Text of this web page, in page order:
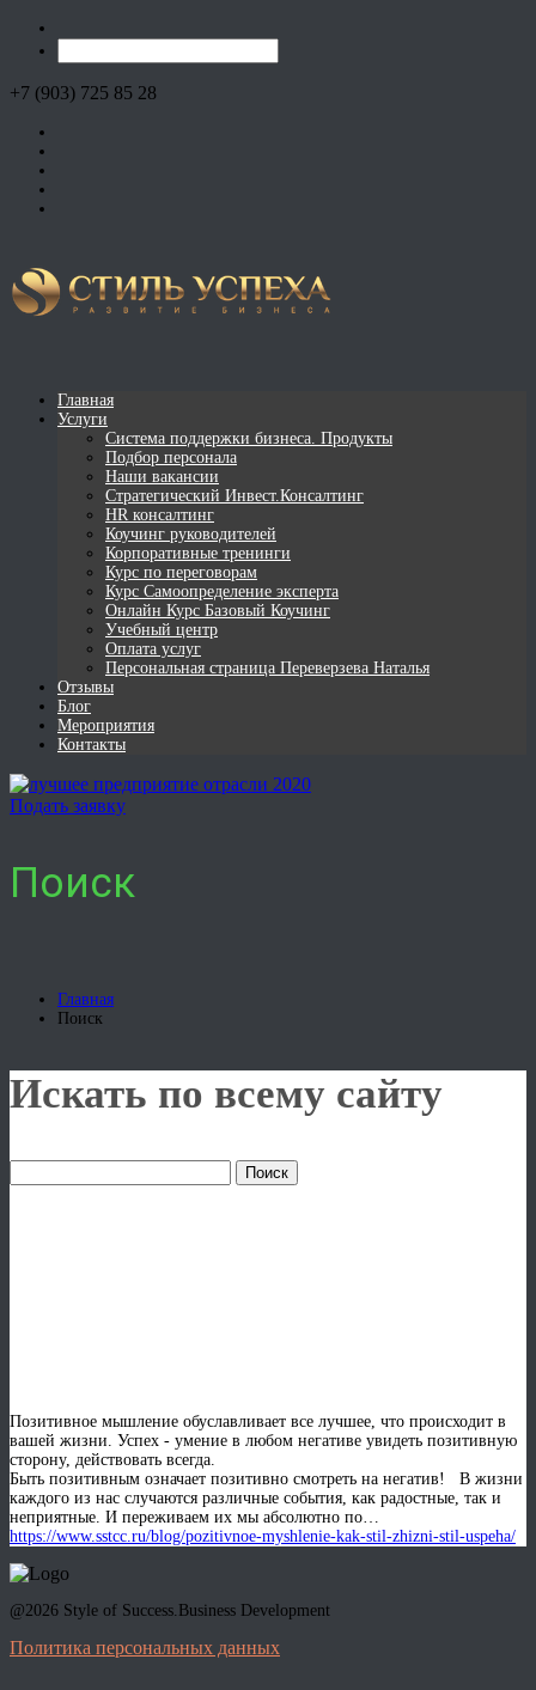
+7 (903) 725 85 28
Главная
Услуги
Система поддержки бизнеса. Продукты
Подбор персонала
Наши вакансии
Стратегический Инвест.Консалтинг
HR консалтинг
Коучинг руководителей
Корпоративные тренинги
Курс по переговорам
Курс Самоопределение эксперта
Онлайн Курс Базовый Коучинг
Учебный центр
Оплата услуг
Персональная страница Переверзева Наталья
Отзывы
Блог
Мероприятия
Контакты
Подать заявку
Поиск
Главная
Поиск
Искать по всему сайту
Позитивное мышление обуславливает все лучшее, что происходит в
вашей жизни. Успех - умение в любом негативе увидеть позитивную
сторону, действовать всегда.
Быть позитивным означает позитивно смотреть на негатив! В жизни
каждого из нас случаются различные события, как радостные, так и
неприятные. И переживаем их мы абсолютно по…
https://www.sstcc.ru/blog/pozitivnoe-myshlenie-kak-stil-zhizni-stil-uspeha/
@2026 Style of Success.Business Development
Политика персональных данных